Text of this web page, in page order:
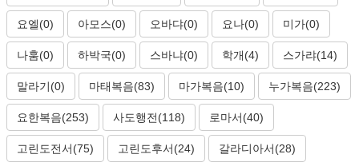
요엘(0) 아모스(0) 오바댜(0) 요나(0) 미가(0)
나훔(0) 하박국(0) 스바냐(0) 학개(4) 스가랴(14)
말라기(0) 마태복음(83) 마가복음(10) 누가복음(223)
요한복음(253) 사도행전(118) 로마서(40)
고린도전서(75) 고린도후서(24) 갈라디아서(28)